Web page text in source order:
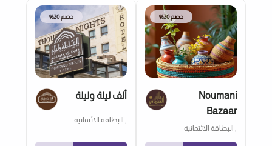
خصم 20%
Noumani
Bazaar
, البطاقة الائتمانية
خصم 20%
ألف ليلة وليلة
, البطاقة الائتمانية